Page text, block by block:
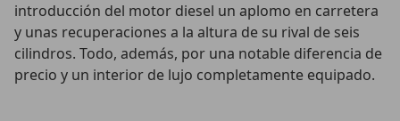
introducción del motor diesel un aplomo en carretera
y unas recuperaciones a la altura de su rival de seis
cilindros. Todo, además, por una notable diferencia de
precio y un interior de lujo completamente equipado.